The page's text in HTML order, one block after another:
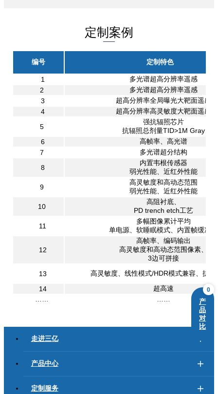
定制案例
编号 定制特色
1
多光谱超高分辨率遥感
2
多光谱超高分辨率遥感
3
超高分辨率全局曝光大靶面遥感
4
超高分辨率高灵敏度大靶面遥感
5
强抗辐照芯片
抗辐照总剂量TID>1M Gray
6
高帧率、高光谱
7
多光谱超分结构
8
内置韦根传感器
弱光性能、近红外性能
9
高灵敏度和高动态范围
弱光性能、近红外性能
10
高阻衬底、
PD trench etch工艺
11
多幅图像累计平均
单电源、软睡眠模式、内置帧缓冲区
12
高帧率、编码输出
高灵敏度和高动态范围像素、
3边可拼接
13
高灵敏度、线性模式/HDR模式兼容、抗辐
14
超高速
走进三亿
产品中心
定制服务
0
产
品
对
比